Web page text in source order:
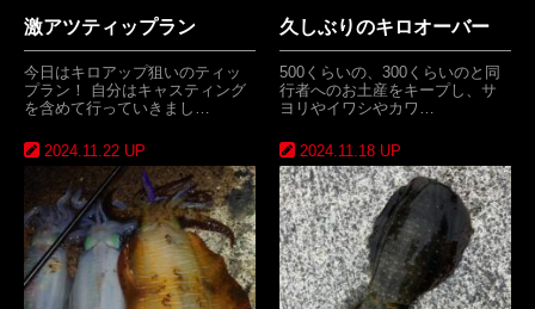
激アツティップラン
今日はキロアップ狙いのティッ
プラン！ 自分はキャスティング
を含めて行っていきまし…
久しぶりのキロオーバー
500くらいの、300くらいのと同
行者へのお土産をキープし、サ
ヨリやイワシやカワ…
2024.11.22 UP 2024.11.18 UP